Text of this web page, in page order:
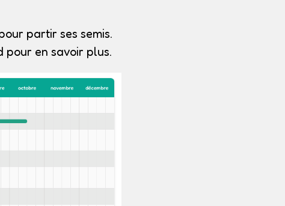
partir ses semis.
pour en savoir plus.